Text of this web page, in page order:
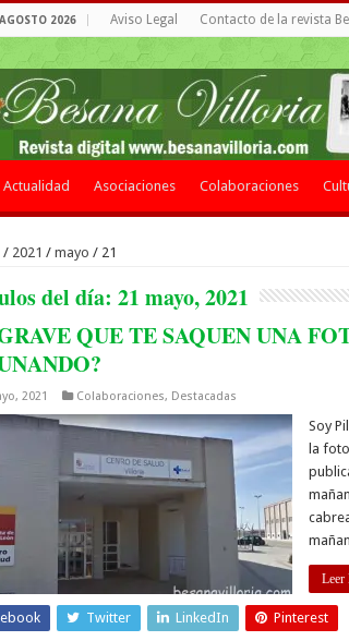
2026 Aviso Legal Contacto de la revista
Actualidad Asociaciones Colaboraciones
/ 2021 / mayo / 21
del día: 21 mayo, 2021
QUE TE SAQUEN UNA
2021 Colaboraciones, Destacadas
Soy
la
Leer
Twitter LinkedIn Pinterest